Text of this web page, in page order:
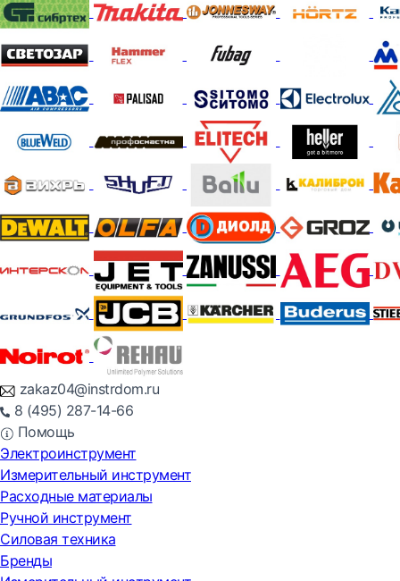
zakaz04@instrdom.ru
8 (495) 287-14-66
Помощь
Электроинструмент
Измерительный инструмент
Расходные материалы
Ручной инструмент
Силовая техника
Бренды